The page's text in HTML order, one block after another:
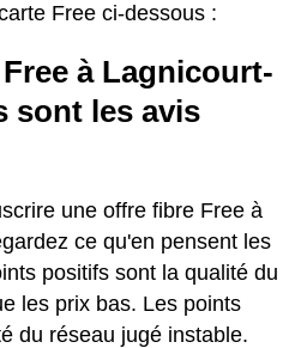
Free ci-dessous :
à Lagnicourt-
sont les avis
une offre fibre Free à
ce qu'en pensent les
positifs sont la qualité du
les prix bas. Les points
du réseau jugé instable.